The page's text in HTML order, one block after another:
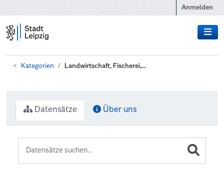
Anmelden
Kategorien Landwirtschaft, Fischerei,...
Datensätze Über uns